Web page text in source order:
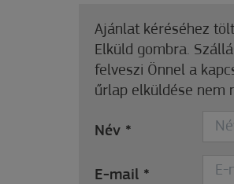
Ajánlat kéréséhez
Elküld gombra.
felveszi Önnel a
űrlap elküldése nem
Név *
E-mail *